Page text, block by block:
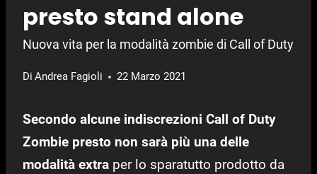
presto stand alone
Nuova vita per la modalità zombie di Call of Duty
Di Andrea Fagioli 22 Marzo 2021
Secondo alcune indiscrezioni Call of Duty
Zombie presto non sarà più una delle
modalità extra per lo sparatutto prodotto da